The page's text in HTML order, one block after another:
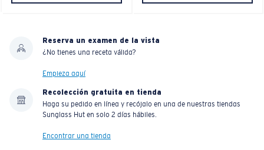
Reserva un examen de la vista
¿No tienes una receta válida?
Empieza aquí
Recolección gratuita en tienda
Haga su pedido en línea y recójalo en una de nuestras tiendas
Sunglass Hut en solo 2 días hábiles.
Encontrar una tienda